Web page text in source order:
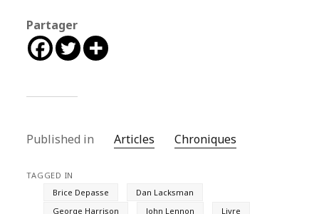
Partager
Published in Articles Chroniques
TAGGED IN
Brice Depasse
Dan Lacksman
George Harrison
John Lennon
Livre